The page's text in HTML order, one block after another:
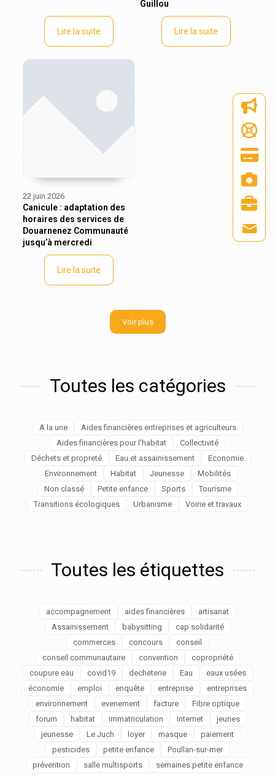
Lire la suite
Guillou
Lire la suite
22 juin 2026
Canicule : adaptation des
horaires des services de
Douarnenez Communauté
jusqu’à mercredi
Lire la suite
Voir plus
Toutes les catégories
A la une
Aides financières entreprises et agriculteurs
Aides financières pour l'habitat
Collectivité
Déchets et propreté
Eau et assainissement
Economie
Environnement
Habitat Jeunesse
Mobilités
Non classé
Petite enfance Sports
Tourisme
Transitions écologiques
Urbanisme Voirie et travaux
Toutes les étiquettes
accompagnement aides financières
artisanat
Assainissement
babysitting
cap solidarité
commerces
concours
conseil
conseil communautaire
convention
copropriété
coupure eau
covid19 decheterie Eau
eaux usées
économie
emploi enquête entreprise
entreprises
environnement
evenement facture
Fibre optique
forum
habitat immatriculation Internet
jeunes
jeunesse
Le Juch loyer masque
paiement
pesticides
petite enfance
Poullan-sur-mer
prévention
salle multisports
semaines petite enfance